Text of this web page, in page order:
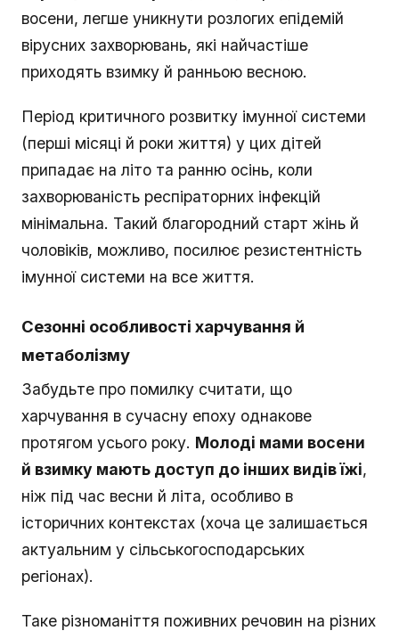
восени, легше уникнути розлогих епідемій
вірусних захворювань, які найчастіше
приходять взимку й ранньою весною.
Період критичного розвитку імунної системи
(перші місяці й роки життя) у цих дітей
припадає на літо та ранню осінь, коли
захворюваність респіраторних інфекцій
мінімальна. Такий благородний старт жінь й
чоловіків, можливо, посилює резистентність
імунної системи на все життя.
Сезонні особливості харчування й
метаболізму
Забудьте про помилку считати, що
харчування в сучасну епоху однакове
протягом усього року. Молоді мами восени
й взимку мають доступ до інших видів їжі,
ніж під час весни й літа, особливо в
історичних контекстах (хоча це залишається
актуальним у сільськогосподарських
регіонах).
Таке різноманіття поживних речовин на різних